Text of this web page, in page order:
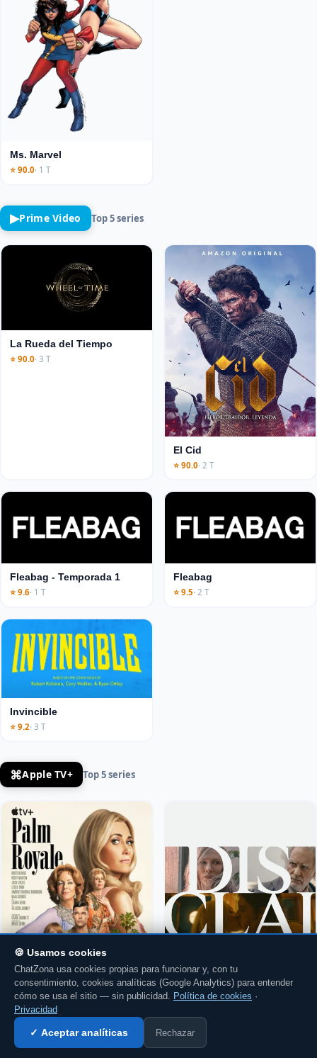
Ms. Marvel
⭐ 90.0· 1 T
▶Prime Video Top 5 series
La Rueda del Tiempo
⭐ 90.0· 3 T
El Cid
⭐ 90.0· 2 T
Fleabag - Temporada 1
⭐ 9.6· 1 T
Fleabag
⭐ 9.5· 2 T
Invincible
⭐ 9.2· 3 T
⌘Apple TV+ Top 5 series
Palm Royale
Descargo de
Entrar al chat →
🍪 Usamos cookies
ChatZona usa cookies propias para funcionar y, con tu
consentimiento, cookies analíticas (Google Analytics) para entender
cómo se usa el sitio — sin publicidad. Política de cookies ·
Privacidad
✓ Aceptar analíticas Rechazar